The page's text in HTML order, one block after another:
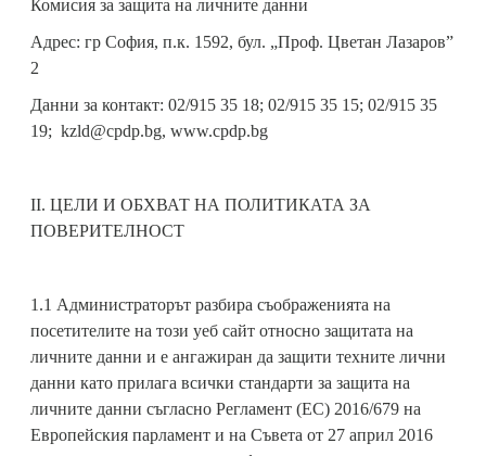
Комисия за защита на личните данни
Адрес: гр София, п.к. 1592, бул. „Проф. Цветан Лазаров”
2
Данни за контакт: 02/915 35 18; 02/915 35 15; 02/915 35
19; kzld@cpdp.bg, www.cpdp.bg
II. ЦЕЛИ И ОБХВАТ НА ПОЛИТИКАТА ЗА
ПОВЕРИТЕЛНОСТ
1.1 Администраторът разбира съображенията на
посетителите на този уеб сайт относно защитата на
личните данни и е ангажиран да защити техните лични
данни като прилага всички стандарти за защита на
личните данни съгласно Регламент (ЕС) 2016/679 на
Европейския парламент и на Съвета от 27 април 2016